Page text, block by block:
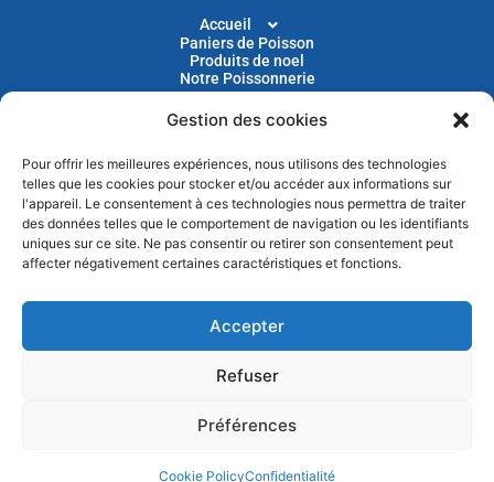
Gestion des cookies
Pour offrir les meilleures expériences, nous utilisons des technologies
telles que les cookies pour stocker et/ou accéder aux informations sur
l'appareil. Le consentement à ces technologies nous permettra de traiter
des données telles que le comportement de navigation ou les identifiants
uniques sur ce site. Ne pas consentir ou retirer son consentement peut
affecter négativement certaines caractéristiques et fonctions.
Accepter
Refuser
Préférences
Cookie PolicyConfidentialité
Accueil
Paniers de Poisson
Produits de noel
Notre Poissonnerie
Livraison
Blog
Devenir Client
Parrainage
Abonnez-vous à notre newsletter pour recevoir nos
actus et nos promotions chaque mois